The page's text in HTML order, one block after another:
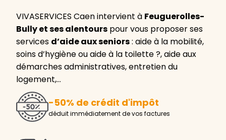
VIVASERVICES Caen intervient à Feuguerolles-
Bully et ses alentours pour vous proposer ses
services d’aide aux seniors: aide à la mobilité,
soins d’hygiène ou aide à la toilette ?, aide aux
démarches administratives, entretien du
logement,…
-50% de crédit d'impôt
déduit immédiatement de vos factures